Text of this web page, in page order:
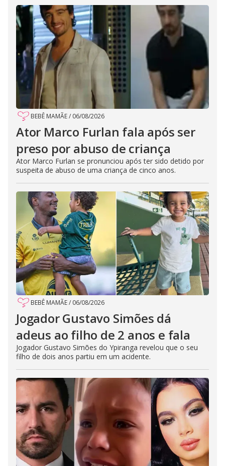
BEBÊ MAMÃE/ 06/08/2026
Ator Marco Furlan fala após ser
preso por abuso de criança
Ator Marco Furlan se pronunciou após ter sido detido por
suspeita de abuso de uma criança de cinco anos.
BEBÊ MAMÃE/ 06/08/2026
Jogador Gustavo Simões dá
adeus ao filho de 2 anos e fala
Jogador Gustavo Simões do Ypiranga revelou que o seu
filho de dois anos partiu em um acidente.